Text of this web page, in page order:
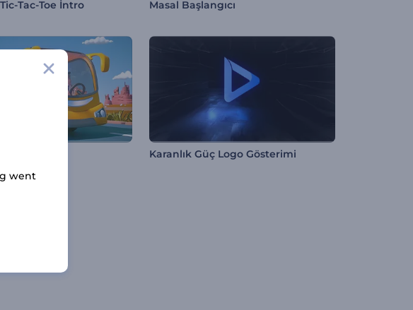
Tic-Tac-Toe İntro Masal Başlangıcı
Karanlık Güç Logo Gösterimi
went